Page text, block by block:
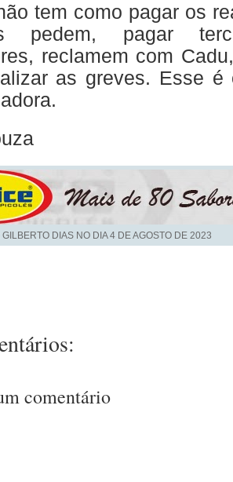
tem como pagar os
pedem, pagar
reclamem com
as greves. Esse é
GILBERTO DIAS NO DIA4 DE AGOSTO DE 2023
comentário